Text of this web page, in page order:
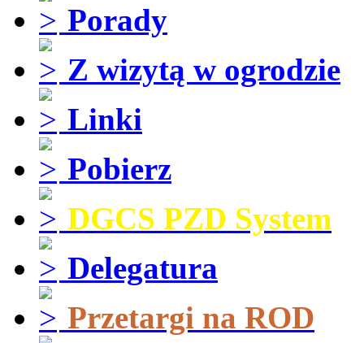
Porady
Z wizytą w ogrodzie
Linki
Pobierz
DGCS PZD System
Delegatura
Przetargi na ROD